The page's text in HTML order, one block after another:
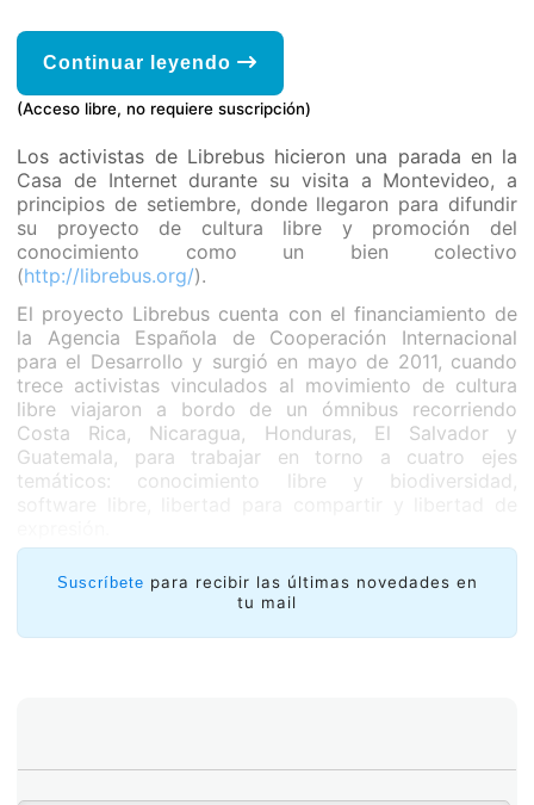
Continuar leyendo
(Acceso libre, no requiere suscripción)
Los activistas de Librebus hicieron una parada en la
Casa de Internet durante su visita a Montevideo, a
principios de setiembre, donde llegaron para difundir
su proyecto de cultura libre y promoción del
conocimiento como un bien colectivo
(http://librebus.org/).
El proyecto Librebus cuenta con el financiamiento de
la Agencia Española de Cooperación Internacional
para el Desarrollo y surgió en mayo de 2011, cuando
trece activistas vinculados al movimiento de cultura
libre viajaron a bordo de un ómnibus recorriendo
Costa Rica, Nicaragua, Honduras, El Salvador y
Guatemala, para trabajar en torno a cuatro ejes
temáticos: conocimiento libre y biodiversidad,
Suscríbete para recibir las últimas novedades en
tu mail